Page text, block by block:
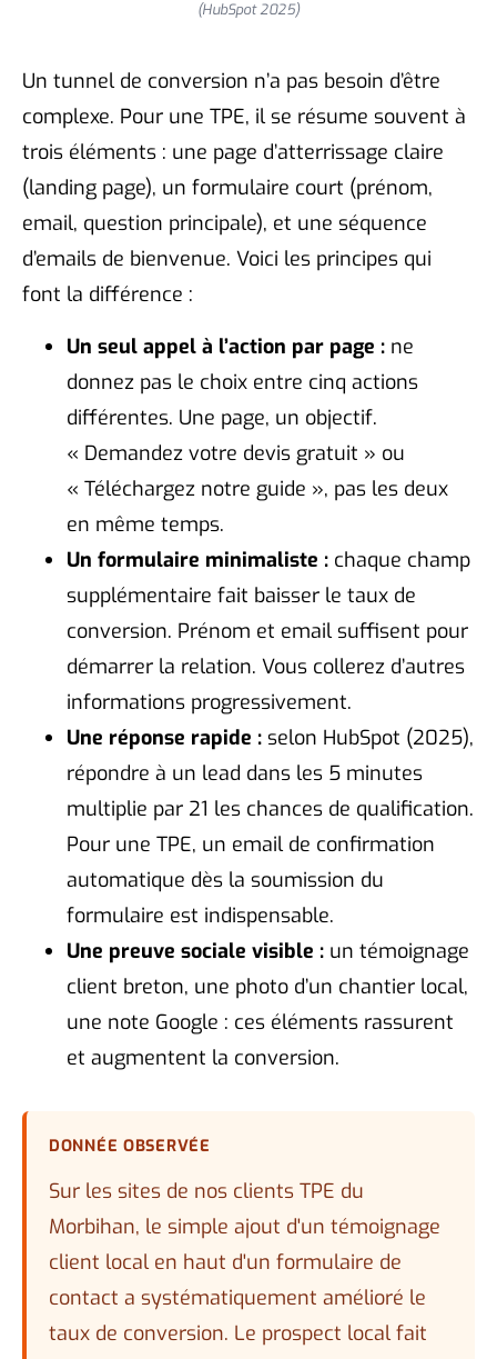
(HubSpot 2025)
Un tunnel de conversion n’a pas besoin d’être
complexe. Pour une TPE, il se résume souvent à
trois éléments : une page d’atterrissage claire
(landing page), un formulaire court (prénom,
email, question principale), et une séquence
d’emails de bienvenue. Voici les principes qui
font la différence :
Un seul appel à l’action par page : ne
donnez pas le choix entre cinq actions
différentes. Une page, un objectif.
« Demandez votre devis gratuit » ou
« Téléchargez notre guide », pas les deux
en même temps.
Un formulaire minimaliste : chaque champ
supplémentaire fait baisser le taux de
conversion. Prénom et email suffisent pour
démarrer la relation. Vous collerez d’autres
informations progressivement.
Une réponse rapide : selon HubSpot (2025),
répondre à un lead dans les 5 minutes
multiplie par 21 les chances de qualification.
Pour une TPE, un email de confirmation
automatique dès la soumission du
formulaire est indispensable.
Une preuve sociale visible : un témoignage
client breton, une photo d’un chantier local,
une note Google : ces éléments rassurent
et augmentent la conversion.
DONNÉE OBSERVÉE
Sur les sites de nos clients TPE du
Morbihan, le simple ajout d'un témoignage
client local en haut d'un formulaire de
contact a systématiquement amélioré le
taux de conversion. Le prospect local fait